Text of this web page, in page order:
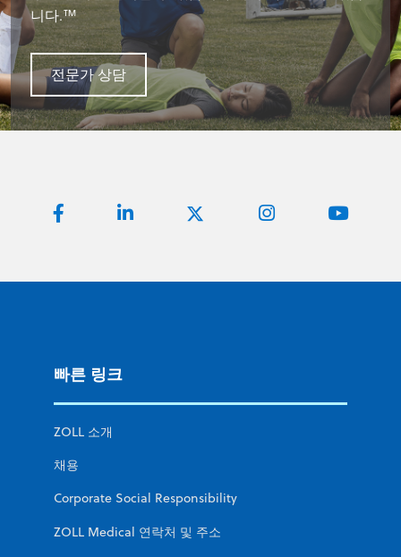
니다.™
전문가 상담
빠른 링크
ZOLL 소개
채용
Corporate Social Responsibility
ZOLL Medical 연락처 및 주소